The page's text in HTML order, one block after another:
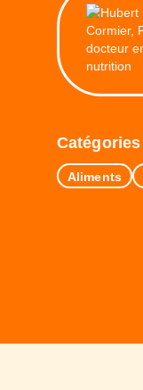
Catégories
Aliments